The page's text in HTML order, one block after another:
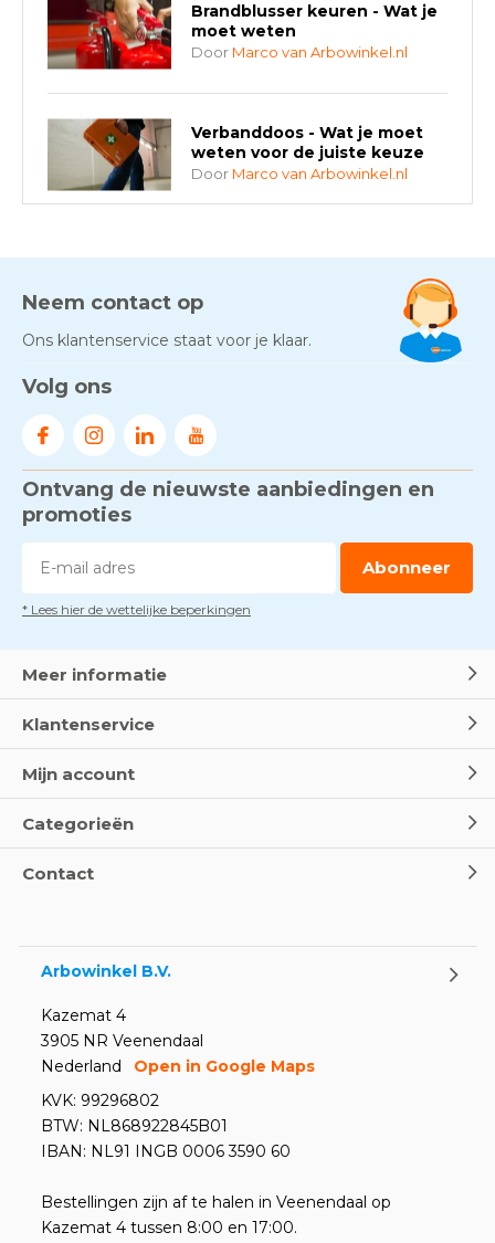
Brandblusser keuren - Wat je
moet weten
Door Marco van Arbowinkel.nl
Verbanddoos - Wat je moet
weten voor de juiste keuze
Door Marco van Arbowinkel.nl
AED-apparaten - Welke past
Door Marco van Arbowinkel.nl
Door
Voorkom brand met
rookmelders, hittemelders en
DoorMarco van Arbowinkel.nl
Dag van de BHV - Als elke
Oogspoel flessen en
Neem contact op
Ons klantenservice staat voor je klaar.
Volg ons
Ontvang de nieuwste aanbiedingen en
promoties
Abonneer
* Lees hier de wettelijke beperkingen
Meer informatie
Klantenservice
Mijn account
Categorieën
Contact
Arbowinkel B.V.
Kazemat 4
3905 NR Veenendaal
Nederland
Open in Google Maps
KVK: 99296802
BTW: NL868922845B01
IBAN: NL91 INGB 0006 3590 60
Bestellingen zijn af te halen in Veenendaal op
Kazemat 4 tussen 8:00 en 17:00.